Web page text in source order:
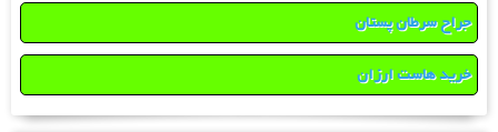
جراح سرطان پستان
خرید هاست ارزان